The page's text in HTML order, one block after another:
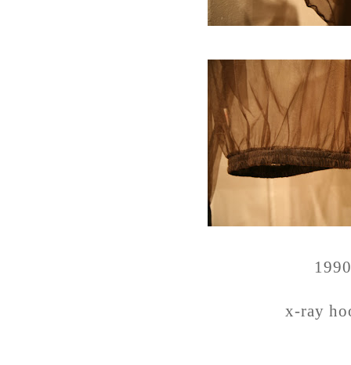
1990
x-ray